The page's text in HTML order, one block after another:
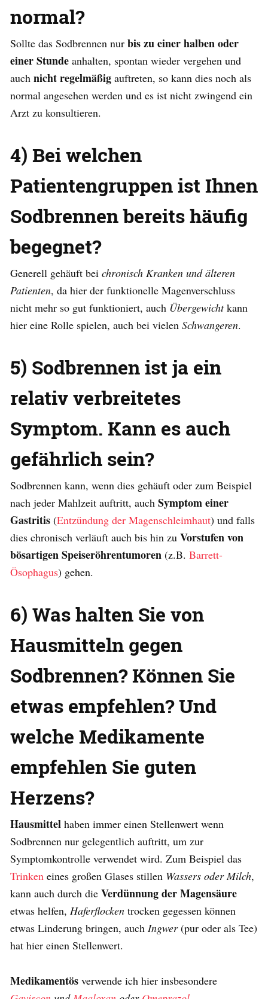
normal?
Sollte das Sodbrennen nur bis zu einer halben oder
einer Stunde anhalten, spontan wieder vergehen und
auch nicht regelmäßig auftreten, so kann dies noch als
normal angesehen werden und es ist nicht zwingend ein
Arzt zu konsultieren.
4) Bei welchen
Patientengruppen ist Ihnen
Sodbrennen bereits häufig
begegnet?
Generell gehäuft bei chronisch Kranken und älteren
Patienten, da hier der funktionelle Magenverschluss
nicht mehr so gut funktioniert, auch Übergewichtkann
hier eine Rolle spielen, auch bei vielen Schwangeren.
5) Sodbrennen ist ja ein
relativ verbreitetes
Symptom. Kann es auch
gefährlich sein?
Sodbrennen kann, wenn dies gehäuft oder zum Beispiel
nach jeder Mahlzeit auftritt, auch Symptom einer
Gastritis (Entzündung der Magenschleimhaut) und falls
dies chronisch verläuft auch bis hin zu Vorstufen von
bösartigen Speiseröhrentumoren (z.B. Barrett-
Ösophagus) gehen.
6) Was halten Sie von
Hausmitteln gegen
Sodbrennen? Können Sie
etwas empfehlen? Und
welche Medikamente
empfehlen Sie guten
Herzens?
Hausmittel haben immer einen Stellenwert wenn
Sodbrennen nur gelegentlich auftritt, um zur
Symptomkontrolle verwendet wird. Zum Beispiel das
Trinken eines großen Glases stillen Wassers oder Milch,
kann auch durch die Verdünnung der Magensäure
etwas helfen, Haferflocken trocken gegessen können
etwas Linderung bringen, auch Ingwer(pur oder als Tee)
hat hier einen Stellenwert.
Medikamentös verwende ich hier insbesondere